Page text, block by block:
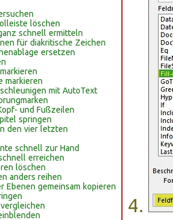
löschen
schnell ermitteln
für diakritische Zeichen
ersetzen
markieren
mit AutoText
und Fußzeilen
springen
den vier letzten
schnell zur Hand
erreichen
löschen
anders reihen
Ebenen gemeinsam kopieren